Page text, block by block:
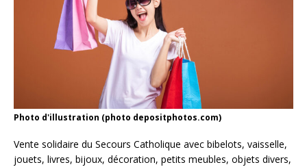
Photo d'illustration (photo depositphotos.com)
Vente solidaire du Secours Catholique avec bibelots, vaisselle,
jouets, livres, bijoux, décoration, petits meubles, objets divers,